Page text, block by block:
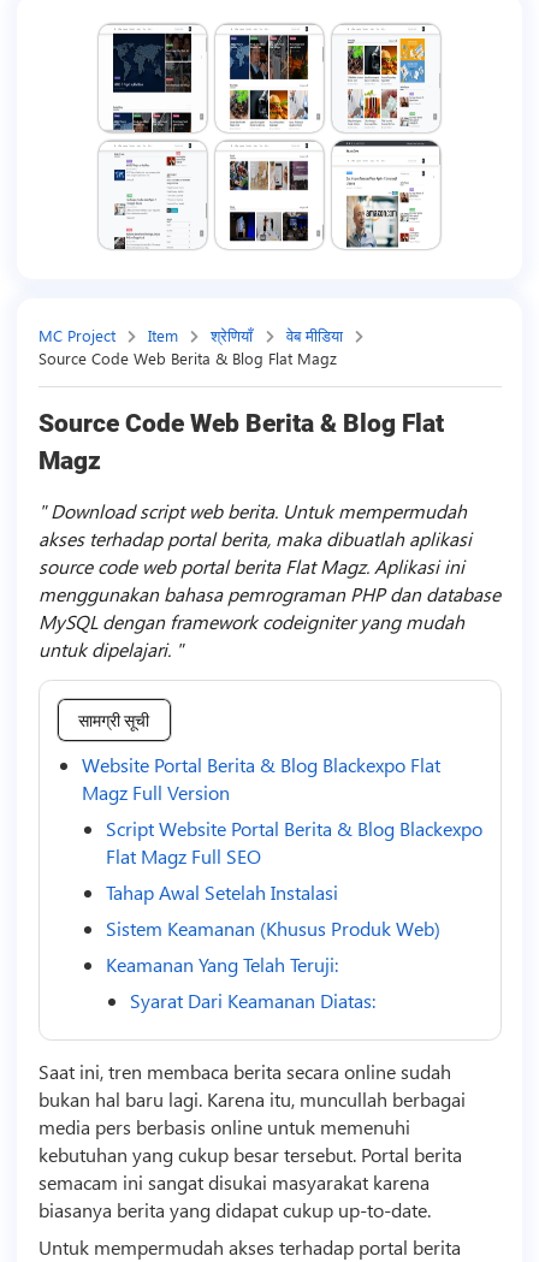
MC Project Item श्रेणियाँ
वेब मीडिया
Source Code Web Berita & Blog Flat Magz
Source Code Web Berita & Blog Flat
Magz
Download script web berita. Untuk mempermudah
akses terhadap portal berita, maka dibuatlah aplikasi
source code web portal berita Flat Magz. Aplikasi ini
menggunakan bahasa pemrograman PHP dan database
MySQL dengan framework codeigniter yang mudah
untuk dipelajari.
सामग्री सूची
Website Portal Berita & Blog Blackexpo Flat
Magz Full Version
Script Website Portal Berita & Blog Blackexpo
Flat Magz Full SEO
Tahap Awal Setelah Instalasi
Sistem Keamanan (Khusus Produk Web)
Keamanan Yang Telah Teruji:
Syarat Dari Keamanan Diatas:
Saat ini, tren membaca berita secara online sudah
bukan hal baru lagi. Karena itu, muncullah berbagai
media pers berbasis online untuk memenuhi
kebutuhan yang cukup besar tersebut. Portal berita
semacam ini sangat disukai masyarakat karena
biasanya berita yang didapat cukup up-to-date.
Untuk mempermudah akses terhadap portal berita